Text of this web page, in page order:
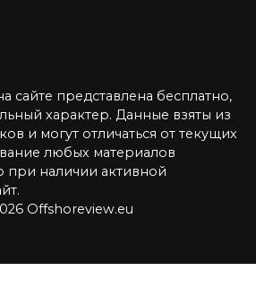
сайте представлена бесплатно,
характер. Данные взяты из
и могут отличаться от текущих
любых материалов
при наличии активной
Offshoreview.eu